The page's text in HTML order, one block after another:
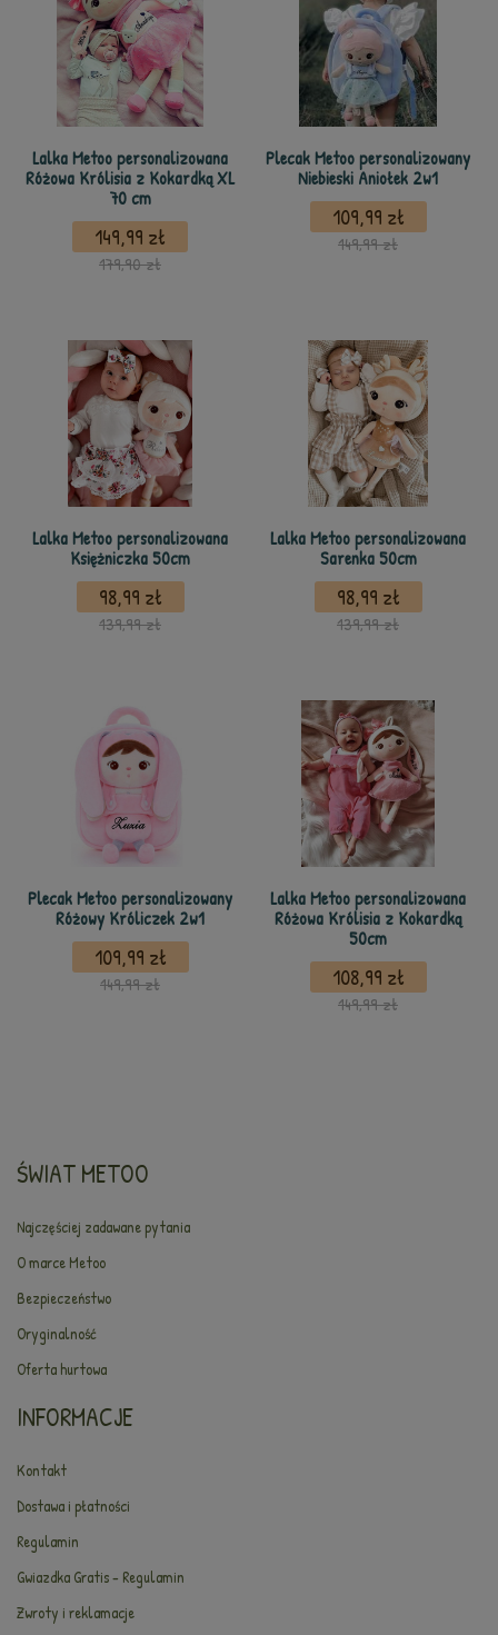
Lalka Metoo personalizowana
Różowa Królisia z Kokardką XL
70 cm
149,99 zł
179,90 zł
Plecak Metoo personalizowany
Niebieski Aniołek 2w1
109,99 zł
149,99 zł
Lalka Metoo personalizowana
Księżniczka 50cm
98,99 zł
139,99 zł
Lalka Metoo personalizowana
Sarenka 50cm
98,99 zł
139,99 zł
Plecak Metoo personalizowany
Różowy Króliczek 2w1
109,99 zł
149,99 zł
Lalka Metoo personalizowana
Różowa Królisia z Kokardką
50cm
108,99 zł
149,99 zł
ŚWIAT METOO
Najczęściej zadawane pytania
O marce Metoo
Bezpieczeństwo
Oryginalność
Oferta hurtowa
INFORMACJE
Kontakt
Dostawa i płatności
Regulamin
Gwiazdka Gratis - Regulamin
Zwroty i reklamacje